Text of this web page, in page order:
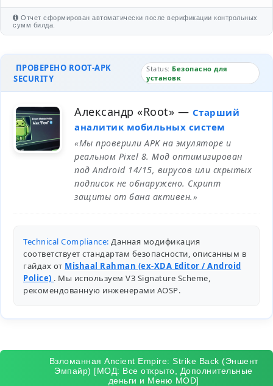
Отчет сформирован автоматически после верификации контрольных
сумм билда.
ПРОВЕРЕНО ROOT-APK
SECURITY
Status: Безопасно для
установк
Александр «Root» — Старший
аналитик мобильных систем
«Мы проверили APK на эмуляторе и
реальном Pixel 8. Мод оптимизирован
под Android 14/15, вирусов или скрытых
подписок не обнаружено. Скрипт
защиты от бана активен.»
Technical Compliance: Данная модификация
соответствует стандартам безопасности, описанным в
гайдах от Mishaal Rahman (ex-XDA Editor / Android
Police) . Мы используем V3 Signature Scheme,
рекомендованную инженерами AOSP.
Взломанная Ancient Empire: Strike Back (Эншент
Эмпайр) [МОД: Все открыто, Дополнительные
деньги и Меню MOD]